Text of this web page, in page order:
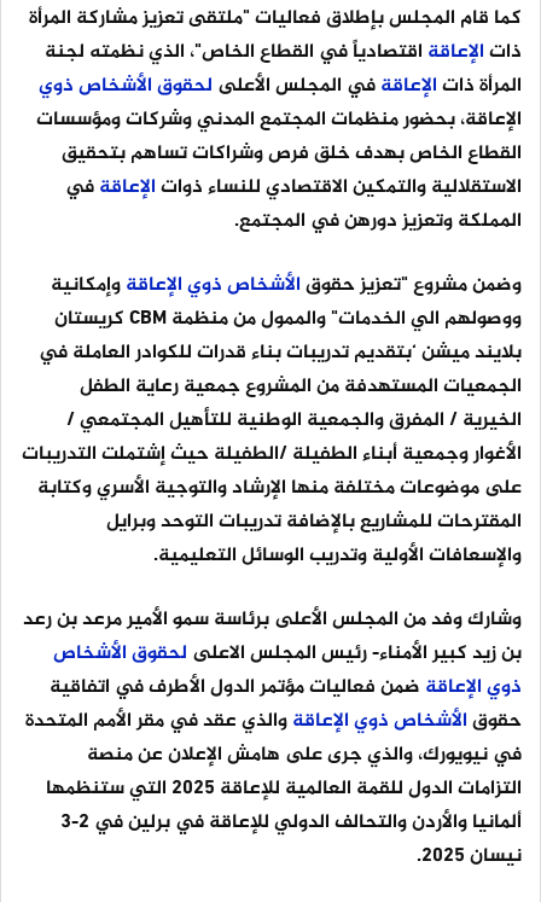
كما قام المجلس بإطلاق فعاليات "ملتقى تعزيز مشاركة المرأة
ذاتالإعاقة اقتصادياً في القطاع الخاص"، الذي نظمته لجنة
المرأة ذاتالإعاقةفي المجلس الأعلى لحقوقالأشخاصذوي
الإعاقة، بحضور منظمات المجتمع المدني وشركات ومؤسسات
القطاع الخاص بهدف خلق فرص وشراكات تساهم بتحقيق
الاستقلالية والتمكين الاقتصادي للنساء ذواتالإعاقةفي
المملكة وتعزيز دورهن في المجتمع.
وضمن مشروع "تعزيز حقوقالأشخاصذويالإعاقةوإمكانية
ووصولهم الي الخدمات" والممول من منظمة CBM كريستان
بلايند ميشن ‘بتقديم تدريبات بناء قدرات للكوادر العاملة في
الجمعيات المستهدفة من المشروع جمعية رعاية الطفل
الخيرية / المفرق والجمعية الوطنية للتأهيل المجتمعي /
الأغوار وجمعية أبناء الطفيلة /الطفيلة حيث إشتملت التدريبات
على موضوعات مختلفة منها الإرشاد والتوجية الأسري وكتابة
المقترحات للمشاريع بالإضافة تدريبات التوحد وبرايل
والإسعافات الأولية وتدريب الوسائل التعليمية.
وشارك وفد من المجلس الأعلى برئاسة سمو الأمير مرعد بن رعد
بن زيد كبير الأمناء- رئيس المجلس الاعلى لحقوقالأشخاص
ذويالإعاقة ضمن فعاليات مؤتمر الدول الأطرف في اتفاقية
حقوقالأشخاصذويالإعاقةوالذي عقد في مقر الأمم المتحدة
في نيويورك، والذي جرى على هامش الإعلان عن منصة
التزامات الدول للقمة العالمية للإعاقة 2025 التي ستنظمها
ألمانيا والأردن والتحالف الدولي للإعاقة في برلين في 2-3
نيسان 2025.